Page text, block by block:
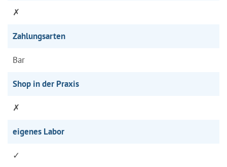
✗
Zahlungsarten
Bar
Shop in der Praxis
✗
eigenes Labor
✓